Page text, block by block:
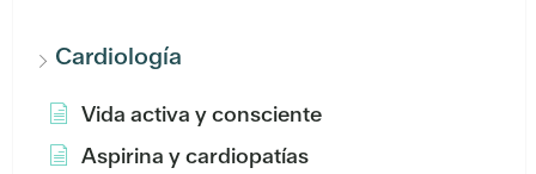
Cardiología
Vida activa y consciente
Aspirina y cardiopatías